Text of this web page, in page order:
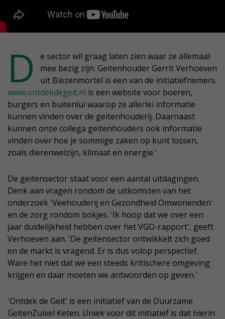
D
e sector wil graag laten zien waar ze allemaal
mee bezig zijn. Geitenhouder Gerrit Verhoeven
uit Biezenmortel is een van de initiatiefnemers.
www.ontdekdegeit.nl is een website voor boeren,
burgers en buitenlui waarop ze allerlei informatie
kunnen vinden over de geitenhouderij. Daarnaast
kunnen onze collega geitenhouders ook informatie
vinden over hoe je sommige zaken op kunt lossen,
zoals dierenwelzijn, klimaat en energie.'
De geitensector staat voor een aantal uitdagingen.
Denk aan vragen rondom de uitkomsten van het
onderzoek 'Veehouderij en Gezondheid Omwonenden'
en de zorg rondom bokjes. 'Ik hoop dat we over een
jaar duidelijkheid hebben over het VGO-rapport', geeft
Verhoeven aan. 'De geitensector ontwikkelt zich goed
en de markt is vragend. Er is dus volop perspectief.
Ware het niet dat we een steeds kritischere omgeving
krijgen en daar moeten we antwoorden op geven.'
'Ontdek de Geit' is een initiatief van de Duurzame
GeitenZuivel Keten. Uniek voor dit initiatief is dat hierin